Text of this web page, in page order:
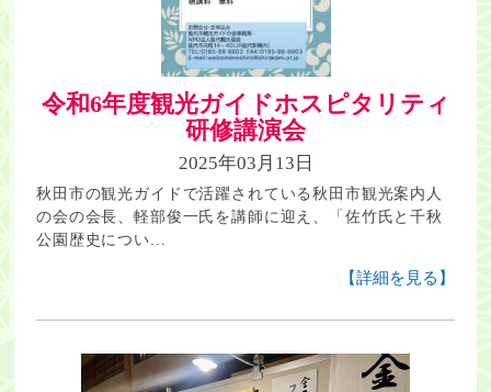
令和6年度観光ガイドホスピタリティ
研修講演会
2025年03月13日
秋田市の観光ガイドで活躍されている秋田市観光案内人
の会の会長、軽部俊一氏を講師に迎え、「佐竹氏と千秋
公園歴史につい...
【詳細を見る】